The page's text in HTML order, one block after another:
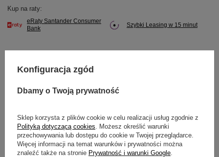
Kup na raty:
eRaty Santander Consumer
Bank
Szybki Leasing w 15 minut
Zadaj pytanie a my odpowiemy niezwłocznie,
SZCZEGÓŁOWE DANE
Konfiguracja zgód
Dbamy o Twoją prywatność
Sklep korzysta z plików cookie w celu realizacji usług zgodnie z
Polityką dotyczącą cookies . Możesz określić warunki
przechowywania lub dostępu do cookie w Twojej przeglądarce.
Więcej informacji na temat warunków i prywatności można
znaleźć także na stronie Prywatność i warunki Google